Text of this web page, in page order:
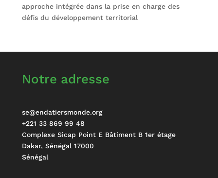
approche intégrée dans la prise en charge des
défis du développement territorial
Notre adresse
se@endatiersmonde.org
+221 33 869 99 48
Complexe Sicap Point E Bâtiment B 1er étage
Dakar, Sénégal 17000
Sénégal